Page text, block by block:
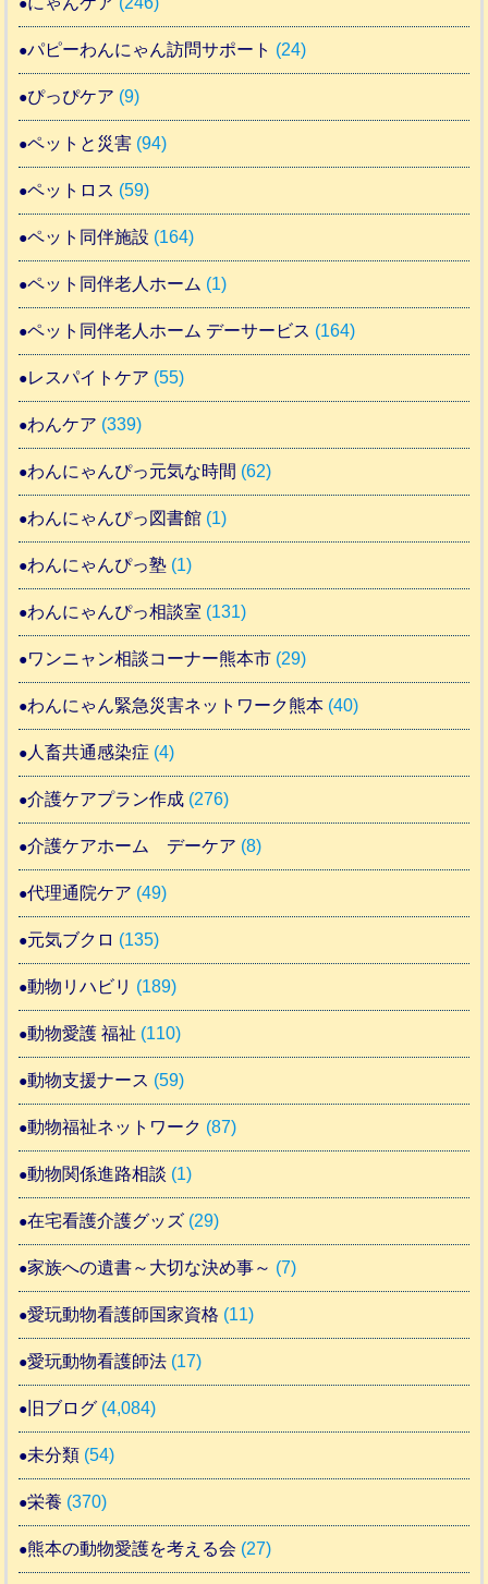
パピーわんにゃん訪問サポート (24)
ぴっぴケア (9)
ペットと災害 (94)
ペットロス (59)
ペット同伴施設 (164)
ペット同伴老人ホーム (1)
ペット同伴老人ホーム デーサービス (164)
レスパイトケア (55)
わんケア (339)
わんにゃんぴっ元気な時間 (62)
わんにゃんぴっ図書館 (1)
わんにゃんぴっ塾 (1)
わんにゃんぴっ相談室 (131)
ワンニャン相談コーナー熊本市 (29)
わんにゃん緊急災害ネットワーク熊本 (40)
人畜共通感染症 (4)
介護ケアプラン作成 (276)
介護ケアホーム デーケア (8)
代理通院ケア (49)
元気ブクロ (135)
動物リハビリ (189)
動物愛護 福祉 (110)
動物支援ナース (59)
動物福祉ネットワーク (87)
動物関係進路相談 (1)
在宅看護介護グッズ (29)
家族への遺書～大切な決め事～ (7)
愛玩動物看護師国家資格 (11)
愛玩動物看護師法 (17)
旧ブログ (4,084)
未分類 (54)
栄養 (370)
熊本の動物愛護を考える会 (27)